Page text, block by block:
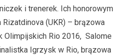
i trenerek. Ich honorowym
Rizatdinova (UKR) – brązowa
Olimpijskich Rio 2016, Salome
Igrzysk w Rio, brązowa